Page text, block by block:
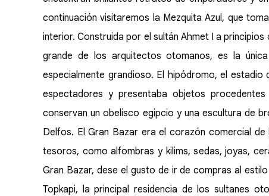
continuación visitaremos la Mezquita Azul, que
interior. Construida por el sultán Ahmet I a principios
grande de los arquitectos otomanos, es la
especialmente grandioso. El hipódromo, el
espectadores y presentaba objetos
conservan un obelisco egipcio y una escultura de
Delfos. El Gran Bazar era el corazón comercial
tesoros, como alfombras y kilims, sedas, joyas,
Gran Bazar, dese el gusto de ir de compras al
Topkapi, la principal residencia de los sultanes